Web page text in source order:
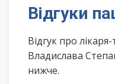
Відгуки
Відгук про
Владислава
нижче.